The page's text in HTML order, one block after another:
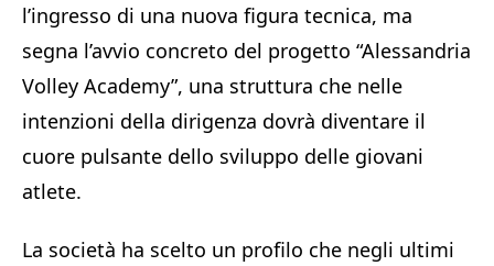
l’ingresso di una nuova figura tecnica, ma
segna l’avvio concreto del progetto “Alessandria
Volley Academy”, una struttura che nelle
intenzioni della dirigenza dovrà diventare il
cuore pulsante dello sviluppo delle giovani
atlete.
La società ha scelto un profilo che negli ultimi